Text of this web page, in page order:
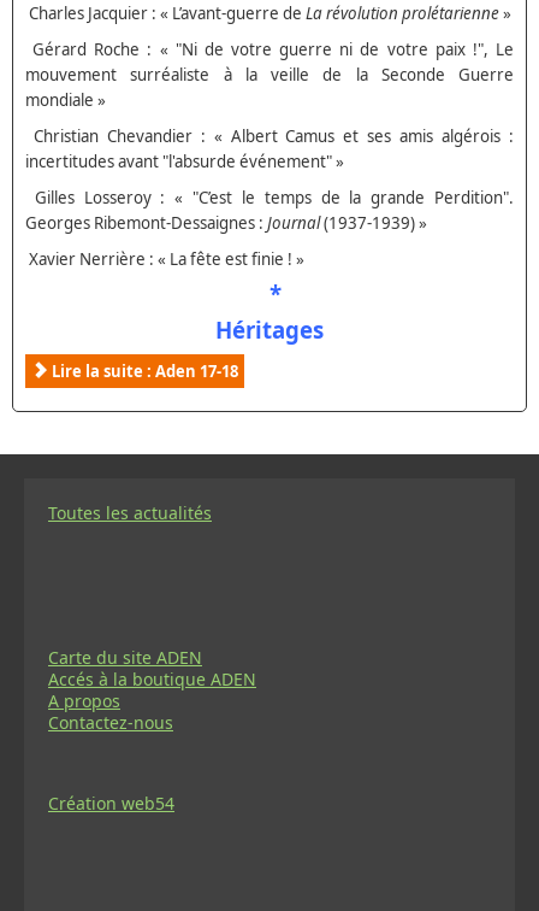
Charles Jacquier : « L’avant-guerre de La révolution prolétarienne»
Gérard Roche : « "Ni de votre guerre ni de votre paix !", Le
mouvement surréaliste à la veille de la Seconde Guerre
mondiale »
Christian Chevandier : « Albert Camus et ses amis algérois :
incertitudes avant "l'absurde événement" »
Gilles Losseroy : « "C’est le temps de la grande Perdition".
Georges Ribemont-Dessaignes : Journal(1937-1939) »
Xavier Nerrière : « La fête est finie ! »
*
Héritages
Lire la suite : Aden 17-18
Toutes les actualités
Carte du site ADEN
Accés à la boutique ADEN
A propos
Contactez-nous
Création web54